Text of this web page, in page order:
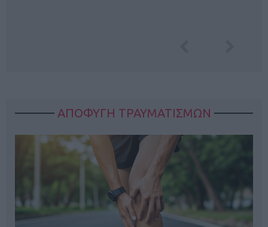
ΑΠΟΦΥΓΗ ΤΡΑΥΜΑΤΙΣΜΩΝ